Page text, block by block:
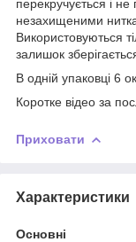
перекручується і
незахищеними
Використовуються
залишок
В одній упаковці 6
Коротке відео за
Приховати
Характеристики
Основні